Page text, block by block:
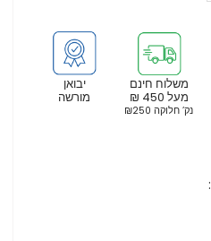
יבואן
מורשה
משלוח חינם
מעל 450 ₪
נק’ חלוקה ₪250
: